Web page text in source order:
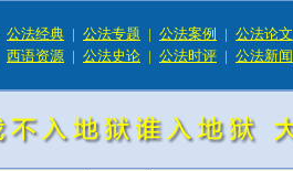
公法经典 | 公法专题 | 公法案例 | 公法论文
西语资源 | 公法史论 | 公法时评 | 公法新闻